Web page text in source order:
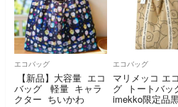
エコバッグ
【新品】大容量 エコ
バッグ 軽量 キャラ
クター ちいかわ
エコバッグ
マリメッコ エ
グ トートバッ
imekko限定品